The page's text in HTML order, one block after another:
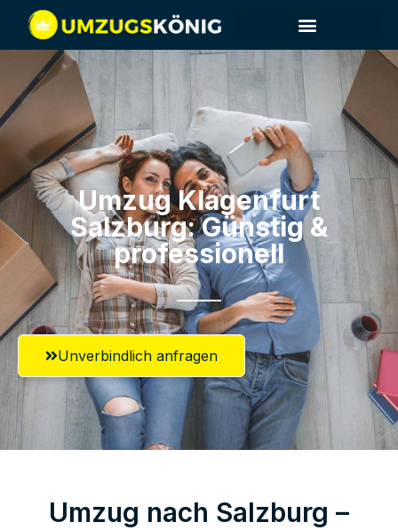
Umzug Klagenfurt​
Salzburg: Günstig &
professionell​
Unverbindlich anfragen
Umzug nach Salzburg –